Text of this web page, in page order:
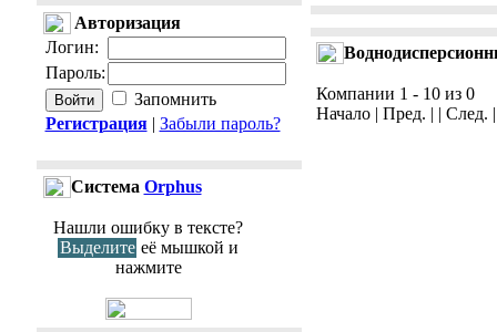
Авторизация
Логин:
Пароль:
Запомнить
Регистрация| Забыли пароль?
Cистема Orphus
Нашли ошибку в тексте?
Выделите её мышкой и
нажмите
Компании 1 - 10 из 0
Начало | Пред. | | След.